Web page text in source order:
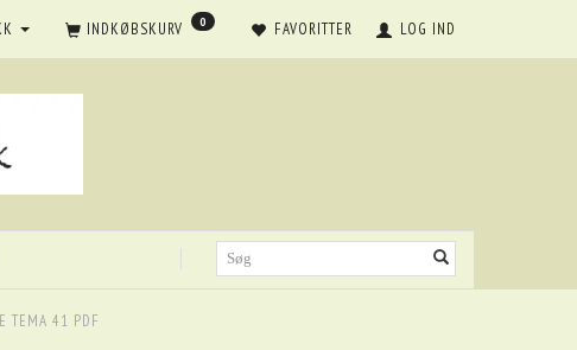
FAVORITTER LOG IND
INDKØBSKURV 0
TEMA 41 PDF